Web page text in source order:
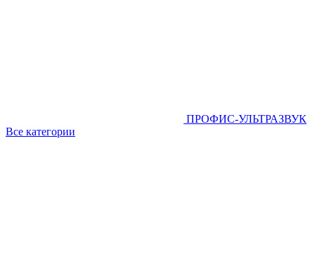
ПРОФИС-УЛЬТРАЗВУК
Все категории